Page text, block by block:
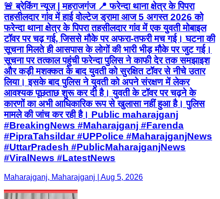
🚨 ब्रेकिंग न्यूज़ | महराजगंज 📍 फरेन्दा थाना क्षेत्र के पिपरा
तहसीलदार गांव में हाई वोल्टेज ड्रामा आज 5 अगस्त 2026 को
फरेन्दा थाना क्षेत्र के पिपरा तहसीलदार गांव में एक युवती मोबाइल
टॉवर पर चढ़ गई, जिससे मौके पर अफरा-तफरी मच गई। घटना की
सूचना मिलते ही आसपास के लोगों की भारी भीड़ मौके पर जुट गई।
सूचना पर तत्काल पहुंची फरेन्दा पुलिस ने काफी देर तक समझाइश
और कड़ी मशक्कत के बाद युवती को सुरक्षित टॉवर से नीचे उतार
लिया। इसके बाद पुलिस ने युवती को अपने संरक्षण में लेकर
आवश्यक पूछताछ शुरू कर दी है। युवती के टॉवर पर चढ़ने के
कारणों का अभी आधिकारिक रूप से खुलासा नहीं हुआ है। पुलिस
मामले की जांच कर रही है। Public maharajganj
#BreakingNews #Maharajganj #Farenda
#PipraTahsildar #UPPolice #MaharajganjNews
#UttarPradesh #PublicMaharajganjNews
#ViralNews #LatestNews
Maharajganj, Maharajganj | Aug 5, 2026